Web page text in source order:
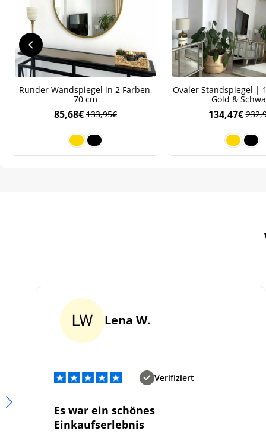
Runder Wandspiegel in 2 Farben,
70 cm
133,95€
85,68€
Ovaler Standspiegel |
Gold &
134,47€
Lena W.
Verifiziert
Es war ein schönes
Einkaufserlebnis